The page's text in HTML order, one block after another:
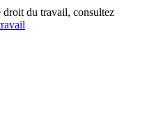
droit du travail, consultez